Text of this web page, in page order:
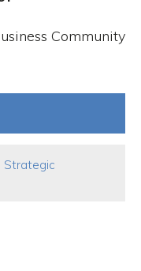
Community
Strategic